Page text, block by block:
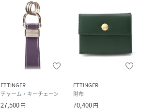
ETTINGER
チャーム・キーチェーン
27,500円
ETTINGER
財布
70,400円